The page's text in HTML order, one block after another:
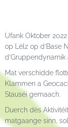
Ufank Oktober
op Lëlz op d’Base
d’Gruppendynamik
Mat verschidde
Klammen a
Stauséi gemaach.
Duerch dës
matgaange sinn,